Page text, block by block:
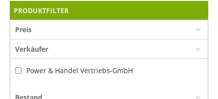
PRODUKTFILTER
Preis
Verkäufer
Power & Handel Vertriebs-GmbH